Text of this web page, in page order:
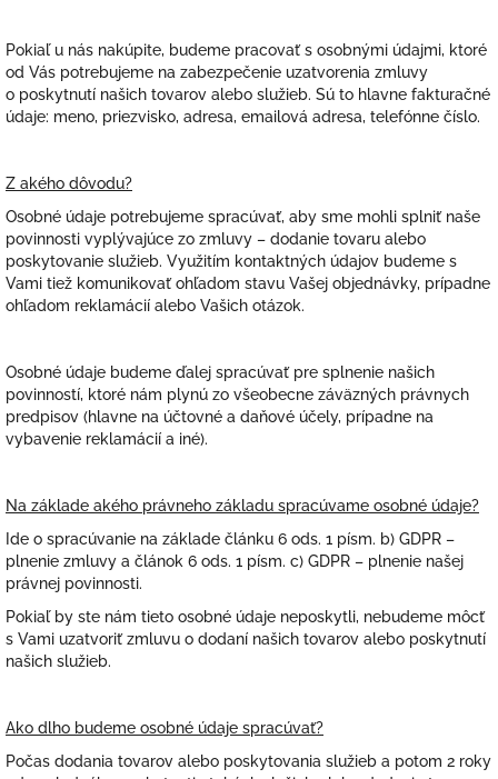
Pokiaľ u nás nakúpite, budeme pracovať s osobnými údajmi, ktoré
od Vás potrebujeme na zabezpečenie uzatvorenia zmluvy
o poskytnutí našich tovarov alebo služieb. Sú to hlavne fakturačné
údaje: meno, priezvisko, adresa, emailová adresa, telefónne číslo.
Z akého dôvodu?
Osobné údaje potrebujeme spracúvať, aby sme mohli splniť naše
povinnosti vyplývajúce zo zmluvy – dodanie tovaru alebo
poskytovanie služieb. Využitím kontaktných údajov budeme s
Vami tiež komunikovať ohľadom stavu Vašej objednávky, prípadne
ohľadom reklamácií alebo Vašich otázok.
Osobné údaje budeme ďalej spracúvať pre splnenie našich
povinností, ktoré nám plynú zo všeobecne záväzných právnych
predpisov (hlavne na účtovné a daňové účely, prípadne na
vybavenie reklamácií a iné).
Na základe akého právneho základu spracúvame osobné údaje?
Ide o spracúvanie na základe článku 6 ods. 1 písm. b) GDPR –
plnenie zmluvy a článok 6 ods. 1 písm. c) GDPR – plnenie našej
právnej povinnosti.
Pokiaľ by ste nám tieto osobné údaje neposkytli, nebudeme môcť
s Vami uzatvoriť zmluvu o dodaní našich tovarov alebo poskytnutí
našich služieb.
Ako dlho budeme osobné údaje spracúvať?
Počas dodania tovarov alebo poskytovania služieb a potom 2 roky